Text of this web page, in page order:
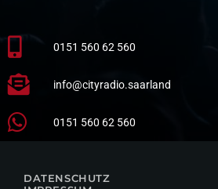
0151 560 62 560
info@cityradio.saarland
0151 560 62 560
DATENSCHUTZ